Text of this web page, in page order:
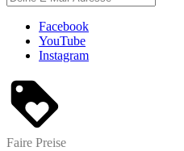
Facebook
YouTube
Instagram
Faire Preise